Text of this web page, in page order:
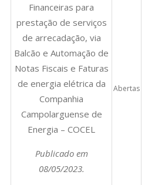
Financeiras para
prestação de serviços
de arrecadação, via
Balcão e Automação de
Notas Fiscais e Faturas
de energia elétrica da
Companhia
Campolarguense de
Energia – COCEL
Publicado em
08/05/2023.
Abertas